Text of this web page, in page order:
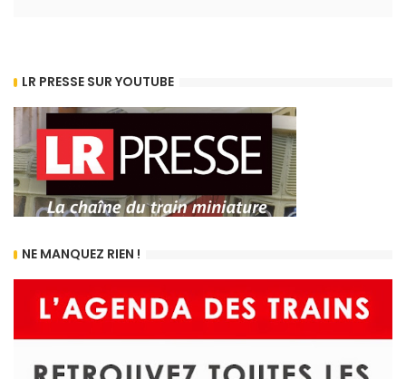
LR PRESSE SUR YOUTUBE
NE MANQUEZ RIEN !